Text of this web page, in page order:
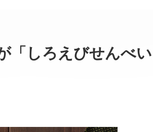
「しろえびせんべ